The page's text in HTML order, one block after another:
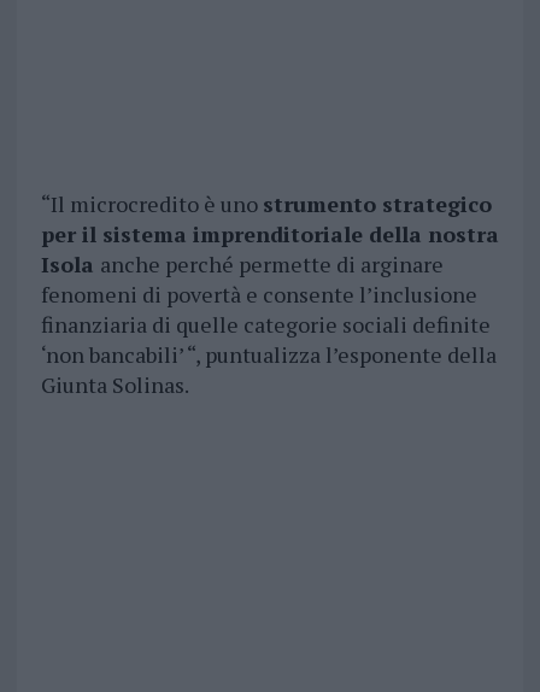
“Il microcredito è uno strumento strategico
per il sistema imprenditoriale della nostra
Isola anche perché permette di arginare
fenomeni di povertà e consente l’inclusione
finanziaria di quelle categorie sociali definite
‘non bancabili’ “, puntualizza l’esponente della
Giunta Solinas.